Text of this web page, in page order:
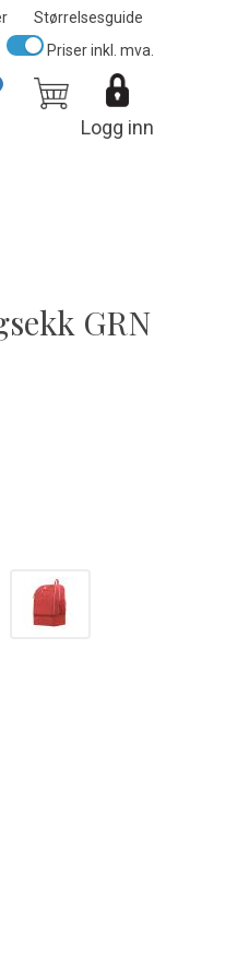
Størrelsesguide
Logg inn
Priser inkl. mva.
GRN